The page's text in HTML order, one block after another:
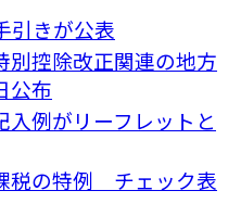
引きが公表
別控除改正関連の地方
公布
例がリーフレットと
税の特例 チェック表